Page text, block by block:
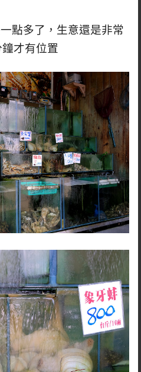
點多了，生意還是非常
才有位置